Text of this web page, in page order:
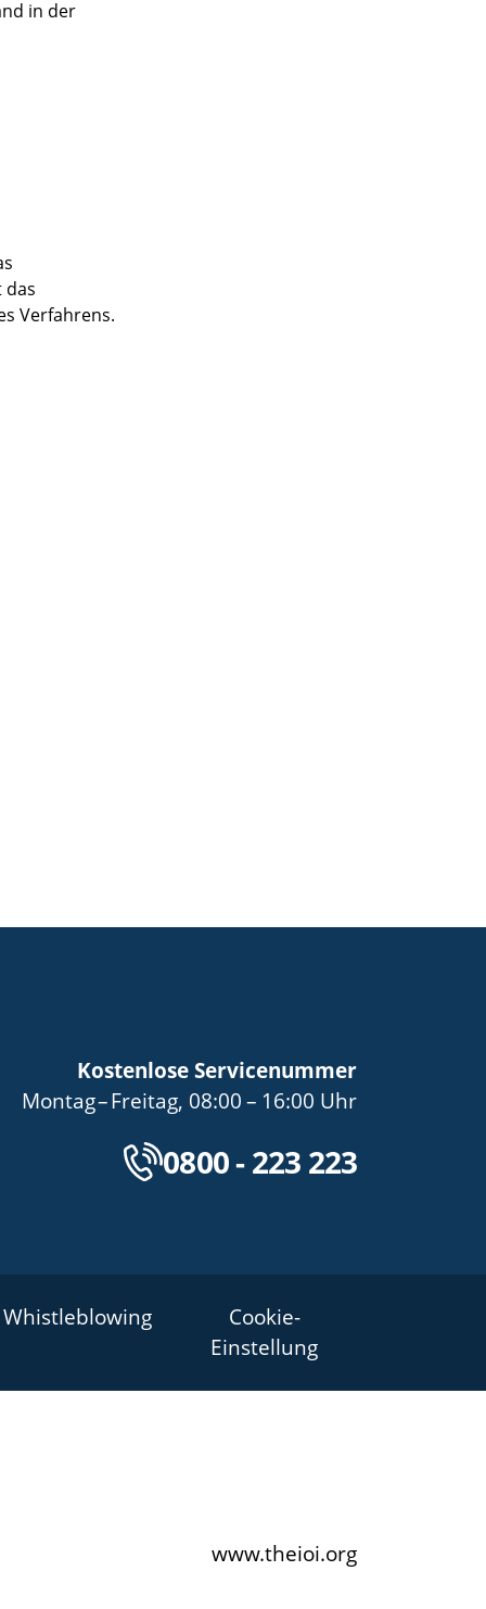
in der
das
Verfahrens.
Kostenlose Servicenummer
Montagbis
–Freitag, von
08:00– bis
16:00 Uhr
Kostenlose
0800 - 223 223
Whistleblowing
Cookie-
Einstellung
www.theioi.org